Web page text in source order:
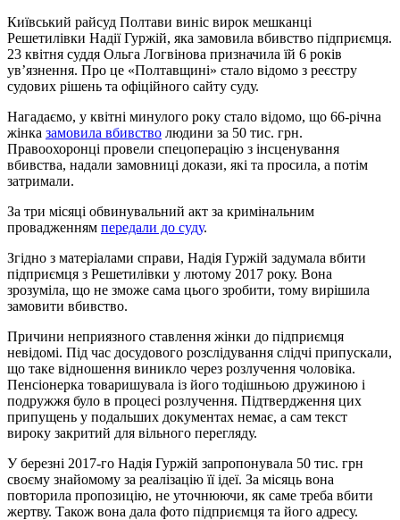
Київський райсуд Полтави виніс вирок мешканці
Решетилівки Надії Гуржій, яка замовила вбивство підприємця.
23 квітня суддя Ольга Логвінова призначила їй 6 років
ув’язнення. Про це «Полтавщині» стало відомо з реєстру
судових рішень та офіційного сайту суду.
Нагадаємо, у квітні минулого року стало відомо, що 66-річна
жінка замовила вбивство людини за 50 тис. грн.
Правоохоронці провели спецоперацію з інсценування
вбивства, надали замовниці докази, які та просила, а потім
затримали.
За три місяці обвинувальний акт за кримінальним
провадженням передали до суду.
Згідно з матеріалами справи, Надія Гуржій задумала вбити
підприємця з Решетилівки у лютому 2017 року. Вона
зрозуміла, що не зможе сама цього зробити, тому вирішила
замовити вбивство.
Причини неприязного ставлення жінки до підприємця
невідомі. Під час досудового розслідування слідчі припускали,
що таке відношення виникло через розлучення чоловіка.
Пенсіонерка товаришувала із його тодішньою дружиною і
подружжя було в процесі розлучення. Підтвердження цих
припущень у подальших документах немає, а сам текст
вироку закритий для вільного перегляду.
У березні 2017-го Надія Гуржій запропонувала 50 тис. грн
своєму знайомому за реалізацію її ідеї. За місяць вона
повторила пропозицію, не уточнюючи, як саме треба вбити
жертву. Також вона дала фото підприємця та його адресу.